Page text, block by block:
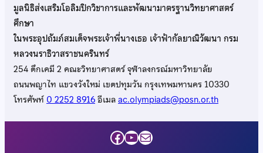
มูลนิธิส่งเสริมโอลิมปิกวิชาการและพัฒนามาตรฐานวิทยาศาสตร์
ศึกษา
ในพระอุปถัมภ์สมเด็จพระเจ้าพี่นางเธอ เจ้าฟ้ากัลยาณิวัฒนา กรม
หลวงนราธิวาสราชนครินทร์
254 ตึกเคมี 2 คณะวิทยาศาสตร์ จุฬาลงกรณ์มหาวิทยาลัย
ถนนพญาไท แขวงวังใหม่ เขตปทุมวัน กรุงเทพมหานคร 10330
โทรศัพท์0 2252 8916อีเมลac.olympiads@posn.or.th
Facebook
YouTube
Mail